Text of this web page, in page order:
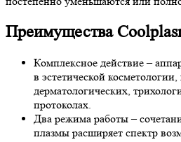
Преимущества
Комплексное действие –
в эстетической
дерматологических,
протоколах.
Два режима работы –
плазмы расширяет спектр